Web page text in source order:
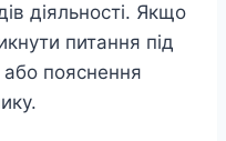
діяльності. Якщо
питання під
або пояснення